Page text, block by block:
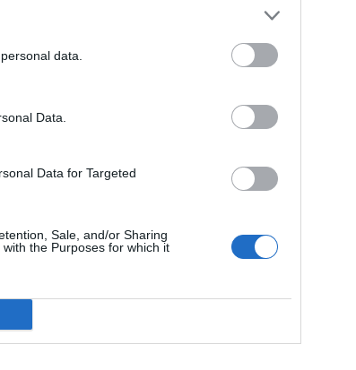
data.
Data.
Data for Targeted
Sale, and/or Sharing
the Purposes for which it
for
for